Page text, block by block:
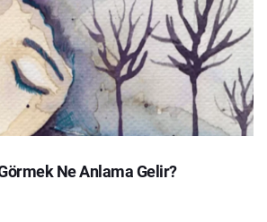
Ne Anlama Gelir?